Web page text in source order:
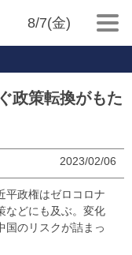
8/7(金)
政策転換がもた
2023/02/06
平政権はゼロコロナ
などにも及ぶ。変化
国のリスクが詰まっ